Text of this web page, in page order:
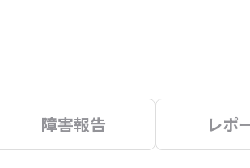
障害報告 レポ